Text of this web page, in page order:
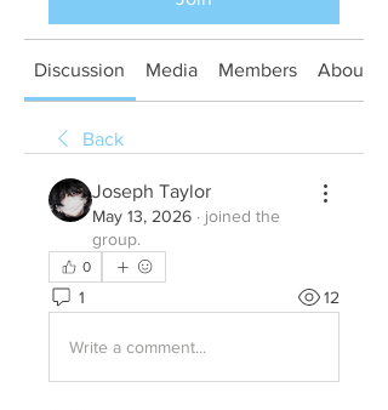
Discussion Media Members About
Back
Joseph Taylor
May 13, 2026 · joined the
group.
0
1 12
Write a comment...